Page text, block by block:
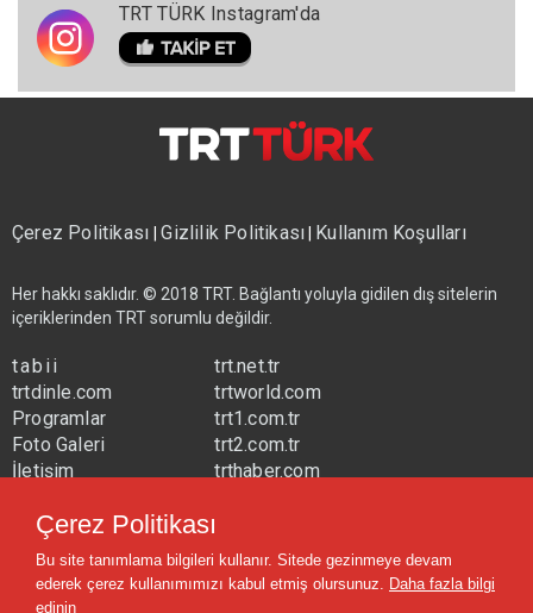
TRT TÜRK Instagram'da
Çerez Politikası|Gizlilik Politikası| Kullanım Koşulları
Her hakkı saklıdır. © 2018 TRT. Bağlantı yoluyla gidilen dış sitelerin
içeriklerinden TRT sorumlu değildir.
tabii
trtdinle.com
Programlar
Foto Galeri
İletişim
trt.net.tr
trtworld.com
trt1.com.tr
trt2.com.tr
trthaber.com
trtavaz.com.tr
trtmuzik.net.tr
trtcocuk.net.tr
Çerez Politikası
Bu site tanımlama bilgileri kullanır. Sitede gezinmeye devam
ederek çerez kullanımımızı kabul etmiş olursunuz. Daha fazla bilgi
edinin